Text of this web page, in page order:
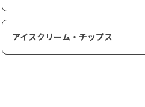
アイスクリーム・チップス